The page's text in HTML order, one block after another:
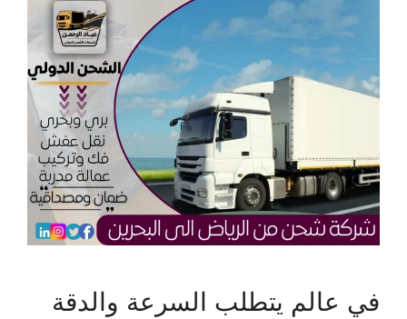
في عالم يتطلب السرعة والدقة